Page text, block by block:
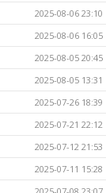
2025-08-06 23:10
2025-08-06 16:05
2025-08-05 20:45
2025-08-05 13:31
2025-07-26 18:39
2025-07-21 22:12
2025-07-12 21:53
2025-07-11 15:28